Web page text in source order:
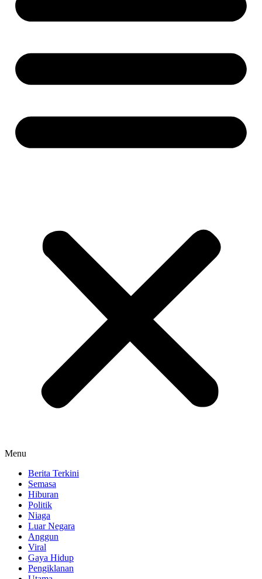
Menu
Berita Terkini
Semasa
Hiburan
Politik
Niaga
Luar Negara
Anggun
Viral
Gaya Hidup
Pengiklanan